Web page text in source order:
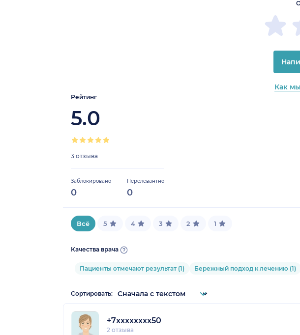
Рейтинг
5.0
3 отзыва
Заблокировано
0
Нерелевантно
0
Как
Всё 5 4 3 2 1
Качества врача
Пациенты отмечают результат (1) Бережный подход к лечению (1)
Сортировать:
+7xxxxxxxx50
2 отзыва